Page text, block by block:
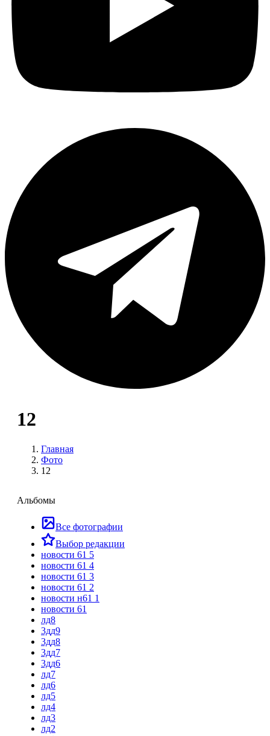
12
Главная
Фото
12
Альбомы
Все фотографии
Выбор редакции
новости 61 5
новости 61 4
новости 61 3
новости 61 2
новости н61 1
новости 61
лд8
3дд9
3дд8
3дд7
3дд6
лд7
лд6
лд5
лд4
лд3
лд2